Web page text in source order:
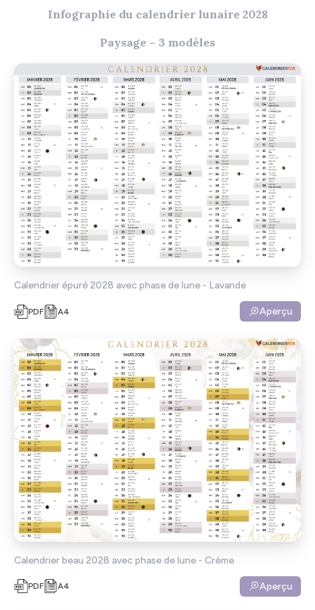
Infographie du calendrier lunaire 2028
Paysage – 3 modèles
Calendrier épuré 2028 avec phase de lune - Lavande
PDF A4 Aperçu
Calendrier beau 2028 avec phase de lune - Crème
PDF A4 Aperçu